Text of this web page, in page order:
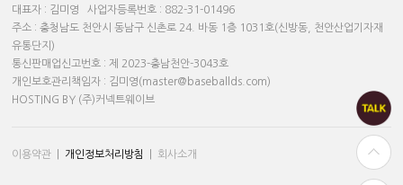
대표자 : 김미영 사업자등록번호 : 882-31-01496
주소 : 충청남도 천안시 동남구 신촌로 24. 바동 1층 1031호(신방동, 천안산업기자재
유통단지)
통신판매업신고번호 : 제 2023-충남천안-3043호
개인보호관리책임자 : 김미영(master@baseballds.com)
HOSTING BY (주)커넥트웨이브
이용약관 개인정보처리방침 회사소개